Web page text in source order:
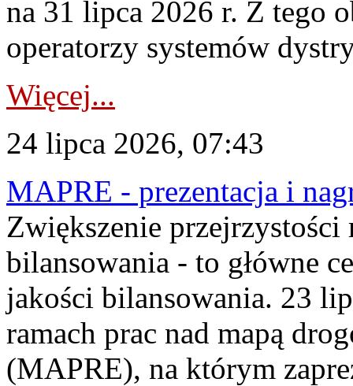
na 31 lipca 2026 r. Z tego
operatorzy systemów
Więcej...
24 lipca 2026, 07:43
MAPRE - prezentacja i
Zwiększenie
bilansowania - to główne
jakości bilansowania. 23
ramach prac nad mapą
(MAPRE), na którym